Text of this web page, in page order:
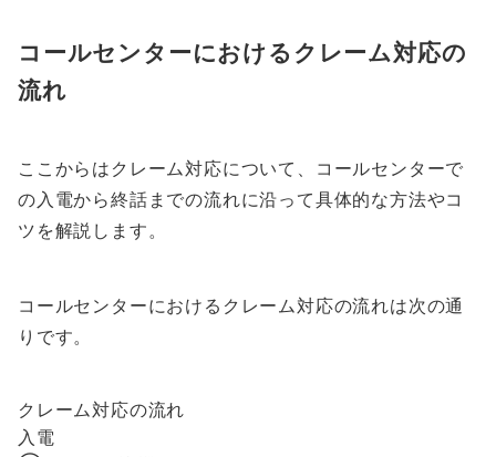
コールセンターにおけるクレーム対応の
流れ
ここからはクレーム対応について、コールセンターで
の入電から終話までの流れに沿って具体的な方法やコ
ツを解説します。
コールセンターにおけるクレーム対応の流れは次の通
りです。
クレーム対応の流れ
入電